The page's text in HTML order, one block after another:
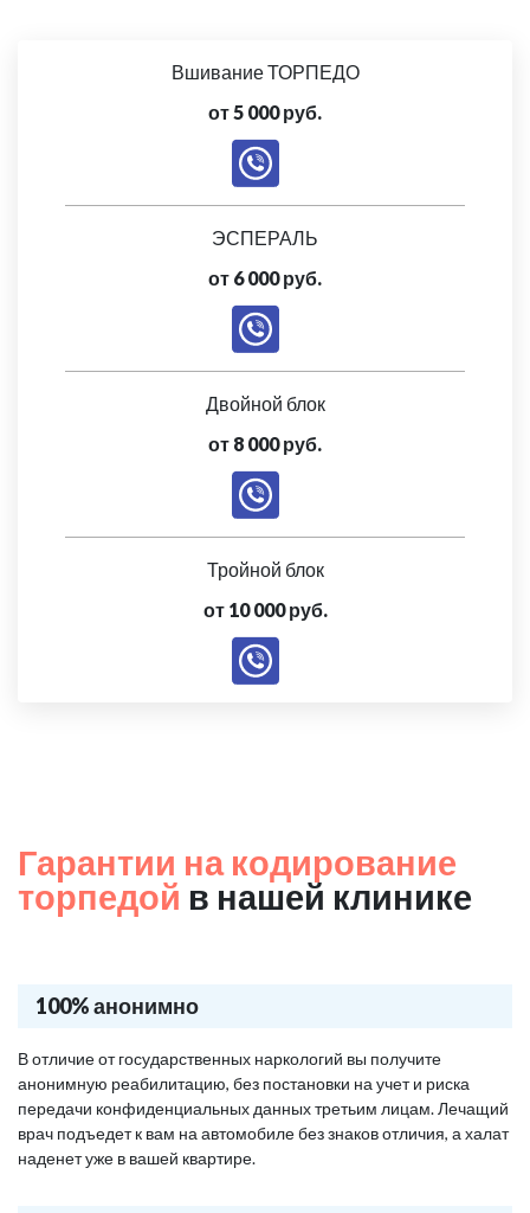
Вшивание ТОРПЕДО
от 5 000 руб.
ЭСПЕРАЛЬ
от 6 000 руб.
Двойной блок
от 8 000 руб.
Тройной блок
от 10 000 руб.
Гарантии на кодирование
торпедой в нашей клинике
100% анонимно
В отличие от государственных наркологий вы получите
анонимную реабилитацию, без постановки на учет и риска
передачи конфиденциальных данных третьим лицам. Лечащий
врач подъедет к вам на автомобиле без знаков отличия, а халат
наденет уже в вашей квартире.